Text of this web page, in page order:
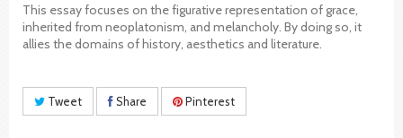
This essay focuses on the figurative representation of grace,
inherited from neoplatonism, and melancholy. By doing so, it
allies the domains of history, aesthetics and literature.
Tweet Share Pinterest